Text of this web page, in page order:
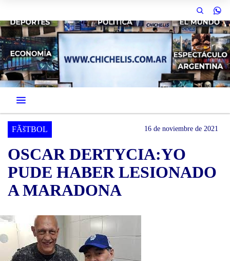
FÃšTBOL 16 de noviembre de 2021
OSCAR DERTYCIA:YO
PUDE HABER LESIONADO
A MARADONA